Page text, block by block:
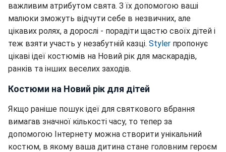
важливим атрибутом свята. З їх допомогою ваші
малюки зможуть відчути себе в незвичних, але
цікавих ролях, а дорослі - порадіти щастю своїх дітей і
теж взяти участь у незабутній казці. Styler пропонує
цікаві ідеї костюмів на Новий рік для маскарадів,
ранків та інших веселих заходів.
Костюми на Новий рік для дітей
Якщо раніше пошук ідеї для святкового вбрання
вимагав значної кількості часу, то тепер за
допомогою Інтернету можна створити унікальний
костюм, в якому ваша дитина стане головним героєм